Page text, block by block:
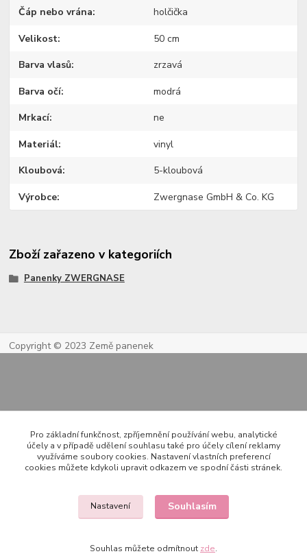
Čáp nebo vrána holčička
Velikost 50 cm
Barva vlasů zrzavá
Barva očí modrá
Mrkací ne
Materiál vinyl
Kloubová 5-kloubová
Výrobce Zwergnase GmbH & Co. KG
Zboží zařazeno v kategoriích
Panenky ZWERGNASE
Copyright © 2023 Země panenek
Kontakty
722 000 724
Pro základní funkčnost, zpříjemnění používání webu, analytické
účely a v případě udělení souhlasu také pro účely cílení reklamy
využíváme soubory cookies. Nastavení vlastních preferencí
cookies můžete kdykoli upravit odkazem ve spodní části stránek.
Nastavení Souhlasím
Souhlas můžete odmítnout zde.